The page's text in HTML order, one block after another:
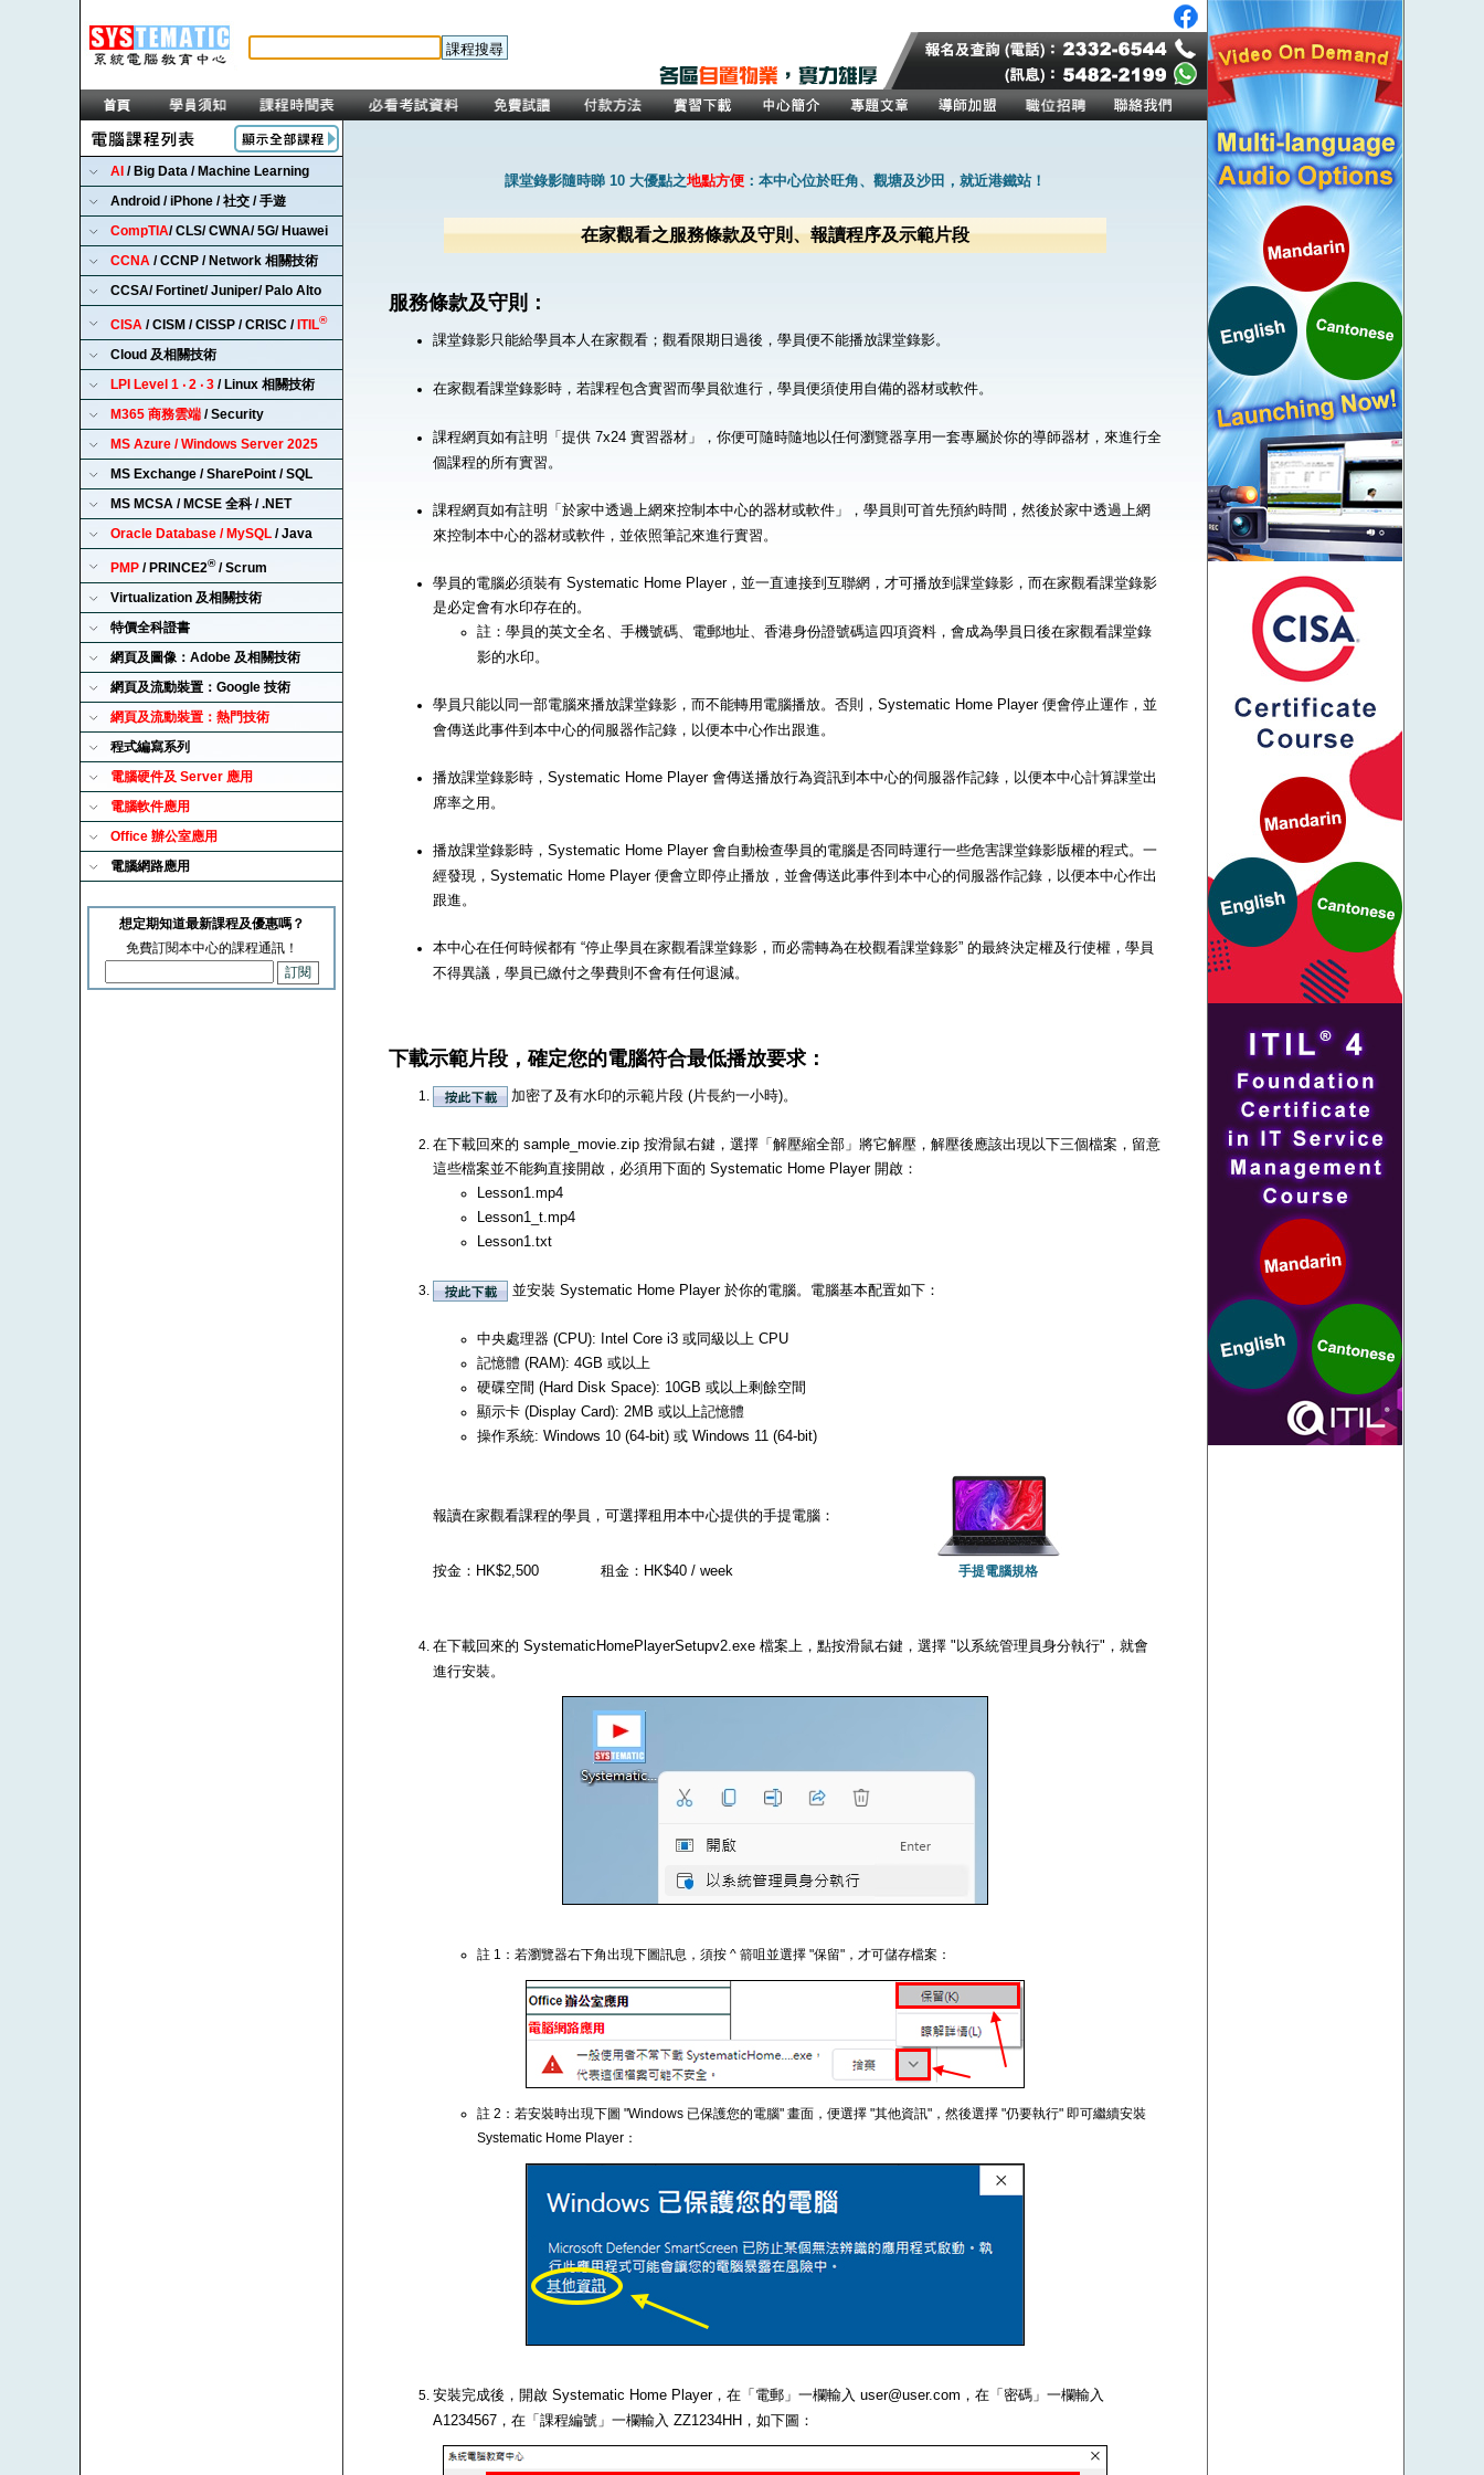
AI / Big Data / Machine Learning
Android / iPhone / 社交 / 手遊
CompTIA/ CLS/ CWNA/ 5G/ Huawei
CCNA / CCNP / Network 相關技術
CCSA/ Fortinet/ Juniper/ Palo Alto
CISA / CISM / CISSP / CRISC / ITIL®
Cloud 及相關技術
LPI Level 1 ‧ 2 ‧ 3 / Linux 相關技術
M365 商務雲端 / Security
MS Azure / Windows Server 2025
MS Exchange / SharePoint / SQL
MS MCSA / MCSE 全科 / .NET
Oracle Database / MySQL / Java
PMP / PRINCE2®/ Scrum
Virtualization 及相關技術
特價全科證書
網頁及圖像：Adobe 及相關技術
網頁及流動裝置：Google 技術
網頁及流動裝置：熱門技術
程式編寫系列
電腦硬件及 Server 應用
電腦軟件應用
Office 辦公室應用
電腦網路應用
想定期知道最新課程及優惠嗎？
免費訂閱本中心的課程通訊！
課堂錄影隨時睇 10 大優點之地點方便 ：本中心位於旺角、觀塘及沙田，就近港鐵站！
在家觀看之服務條款及守則、報讀程序及示範片段
服務條款及守則：
課堂錄影只能給學員本人在家觀看；觀看限期日過後，學員便不能播放課堂錄影。
在家觀看課堂錄影時，若課程包含實習而學員欲進行，學員便須使用自備的器材或軟件。
課程網頁如有註明「提供 7x24 實習器材」，你便可隨時隨地以任何瀏覽器享用一套專屬於你的導師器材，來進行全
個課程的所有實習。
課程網頁如有註明「於家中透過上網來控制本中心的器材或軟件」，學員則可首先預約時間，然後於家中透過上網
來控制本中心的器材或軟件，並依照筆記來進行實習。
學員的電腦必須裝有 Systematic Home Player，並一直連接到互聯網，才可播放到課堂錄影，而在家觀看課堂錄影
是必定會有水印存在的。
註：學員的英文全名、手機號碼、電郵地址、香港身份證號碼這四項資料，會成為學員日後在家觀看課堂錄
影的水印。
學員只能以同一部電腦來播放課堂錄影，而不能轉用電腦播放。否則，Systematic Home Player 便會停止運作，並
會傳送此事件到本中心的伺服器作記錄，以便本中心作出跟進。
播放課堂錄影時，Systematic Home Player 會傳送播放行為資訊到本中心的伺服器作記錄，以便本中心計算課堂出
席率之用。
播放課堂錄影時，Systematic Home Player 會自動檢查學員的電腦是否同時運行一些危害課堂錄影版權的程式。一
經發現，Systematic Home Player 便會立即停止播放，並會傳送此事件到本中心的伺服器作記錄，以便本中心作出
跟進。
本中心在任何時候都有 “停止學員在家觀看課堂錄影，而必需轉為在校觀看課堂錄影” 的最終決定權及行使權，學員
不得異議，學員已繳付之學費則不會有任何退減。
下載示範片段，確定您的電腦符合最低播放要求：
加密了及有水印的示範片段 (片長約一小時)。
在下載回來的 sample_movie.zip 按滑鼠右鍵，選擇「解壓縮全部」將它解壓，解壓後應該出現以下三個檔案，留意
這些檔案並不能夠直接開啟，必須用下面的 Systematic Home Player 開啟：
Lesson1.mp4
Lesson1_t.mp4
Lesson1.txt
並安裝 Systematic Home Player 於你的電腦。電腦基本配置如下：
中央處理器 (CPU): Intel Core i3 或同級以上 CPU
記憶體 (RAM): 4GB 或以上
硬碟空間 (Hard Disk Space): 10GB 或以上剩餘空間
顯示卡 (Display Card): 2MB 或以上記憶體
操作系統: Windows 10 (64-bit) 或 Windows 11 (64-bit)
報讀在家觀看課程的學員，可選擇租用本中心提供的手提電腦：
按金：HK$2,500 租金：HK$40 / week 手提電腦規格
在下載回來的 SystematicHomePlayerSetupv2.exe 檔案上，點按滑鼠右鍵，選擇 "以系統管理員身分執行"，就會
進行安裝。
註 1：若瀏覽器右下角出現下圖訊息，須按 ^ 箭咀並選擇 "保留"，才可儲存檔案：
註 2：若安裝時出現下圖 "Windows 已保護您的電腦" 畫面，便選擇 "其他資訊"，然後選擇 "仍要執行" 即可繼續安裝
Systematic Home Player：
安裝完成後，開啟 Systematic Home Player，在「電郵」一欄輸入 user@user.com，在「密碼」一欄輸入
A1234567，在「課程編號」一欄輸入 ZZ1234HH，如下圖：